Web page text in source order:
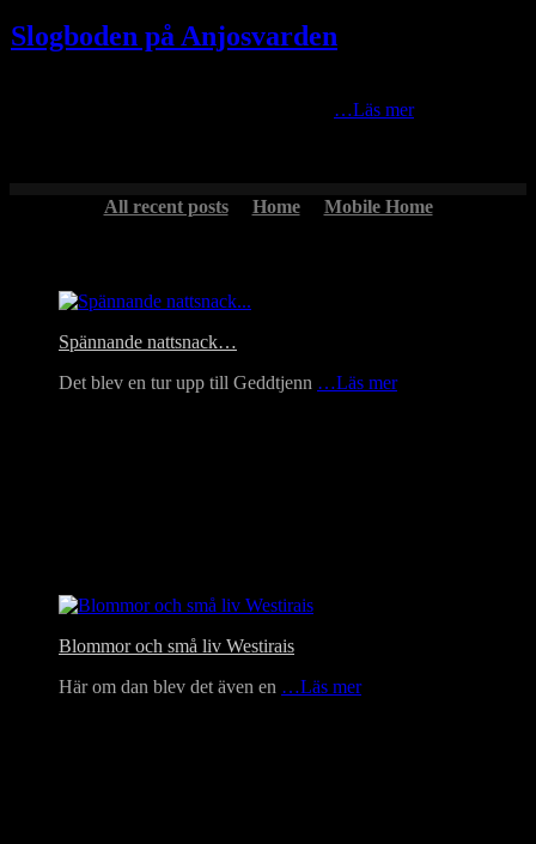
Slogboden på Anjosvarden
…Läs mer
All recent posts Home Mobile Home
Spännande nattsnack…
Det blev en tur upp till Geddtjenn …Läs mer
Blommor och små liv Westirais
Här om dan blev det även en …Läs mer